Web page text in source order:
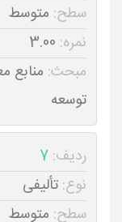
سطح: متوسط
نمره: 3.00
مبحث: منابع
توسعه
ردیف: 7
نوع: تألیفی
سطح: متوسط